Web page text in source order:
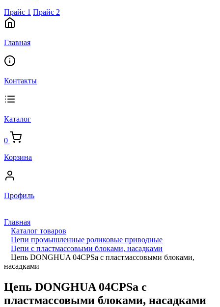
Прайс 1 Прайс 2
Главная
Контакты
Каталог
0
Корзина
Профиль
Главная
Каталог товаров
Цепи промышленные роликовые приводные
Цепи с пластмассовыми блоками, насадками
Цепь DONGHUA 04CPSa с пластмассовыми блоками,
насадками
Цепь DONGHUA 04CPSa с
пластмассовыми блоками, насадками